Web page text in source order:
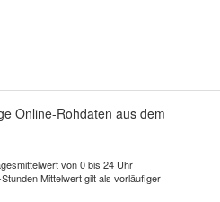
Online-Rohdaten aus dem
von 0 bis 24 Uhr
Mittelwert gilt als vorläufiger